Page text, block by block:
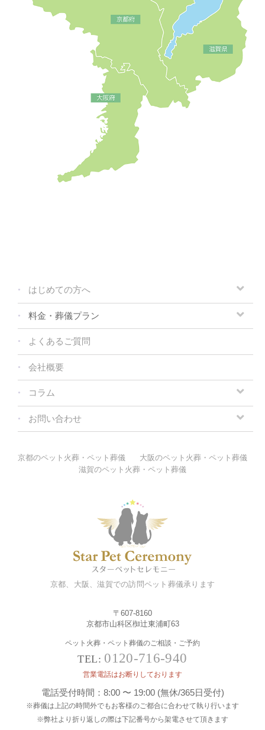
京都、大阪、滋賀での訪問ペット葬儀承ります
〒607-8160
京都市山科区椥辻東浦町63
ペット火葬・ペット葬儀のご相談・ご予約
TEL: 0120-716-940
営業電話はお断りしております
電話受付時間：8:00 〜 19:00 (無休/365日受付)
※葬儀は上記の時間外でもお客様のご都合に合わせて執り行います
※弊社より折り返しの際は下記番号から架電させて頂きます
はじめての方へ
料金・葬儀プラン
よくあるご質問
会社概要
コラム
お問い合わせ
京都のペット火葬・ペット葬儀
大阪のペット火葬・ペット葬儀
滋賀のペット火葬・ペット葬儀